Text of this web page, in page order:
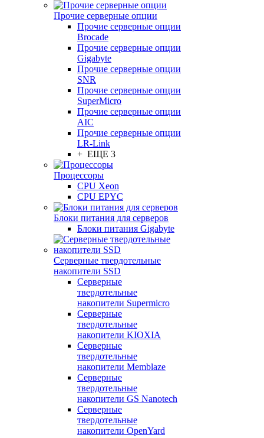
Прочие серверные опции
Прочие серверные опции
Brocade
Прочие серверные опции
Gigabyte
Прочие серверные опции
SNR
Прочие серверные опции
SuperMicro
Прочие серверные опции
AIC
Прочие серверные опции
LR-Link
+ ЕЩЕ 3
Процессоры
CPU Xeon
CPU EPYC
Блоки питания для серверов
Блоки питания Gigabyte
Серверные твердотельные
накопители SSD
Cерверные
твердотельные
накопители Supermicro
Cерверные
твердотельные
накопители KIOXIA
Cерверные
твердотельные
накопители Memblaze
Cерверные
твердотельные
накопители GS Nanotech
Серверные
твердотельные
накопители OpenYard